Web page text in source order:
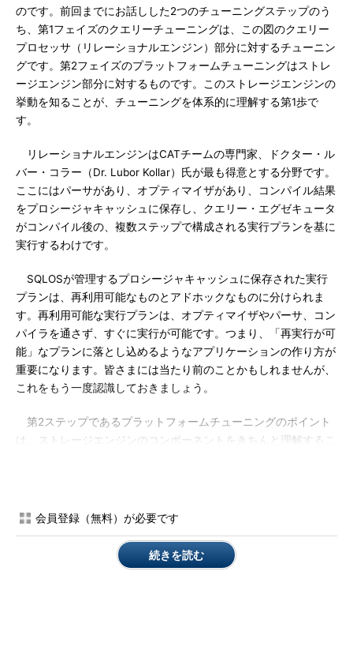
のです。前回までにお話しした2つのチューニングステップのう
ち、第1フェイズのクエリーチューニングは、この図のクエリー
プロセッサ（リレーショナルエンジン）部分に対するチューニン
グです。第2フェイズのプラットフォームチューニングはストレ
ージエンジン部分に対するものです。このストレージエンジンの
挙動を知ることが、チューニングを体系的に理解する第1歩で
す。
リレーショナルエンジンはCATチームの専門家、ドクター・ル
バー・コラー（Dr. Lubor Kollar）氏が最も得意とする分野です。
ここにはパーサがあり、オプティマイザがあり、コンパイル結果
をプロシージャキャッシュに保存し、クエリー・エグゼキュータ
がコンパイル後の、複数ステップで構成される実行プランを基に
実行するわけです。
SQLOSが管理するプロシージャキャッシュに保存された実行
プランは、再利用可能なものとアドホックなものに分けられま
す。再利用可能な実行プランは、オプティマイザやパーサ、コン
パイラを通さず、すぐに実行が可能です。つまり、「再実行が可
能」なプランに落とし込めるようなアプリケーションの作り方が
重要になります。皆さまには当たり前のことかもしれませんが、
これをもう一度認識しておきましょう。
第2ステップであるプラットフォームチューニングのポイント
は、ストレージエンジンのコンポーネントをきちんと理解するこ
ックマネージャはロックとラッチと呼ばれる2つの排他制御をつ
保持されるもの、ラッチはストレージエンジン内部処理で使われ
る、リカバリ処理をしないものです。この2つを理解すること
会員登録（無料）が必要です
続きを読む